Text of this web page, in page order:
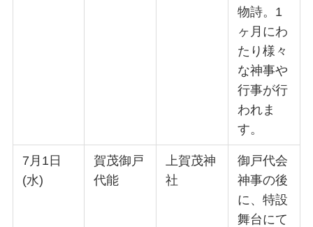
物詩。1
ヶ月にわ
たり様々
な神事や
行事が行
われま
す。
7月1日
(水)
賀茂御戸
代能
上賀茂神
社
御戸代会
神事の後
に、特設
舞台にて